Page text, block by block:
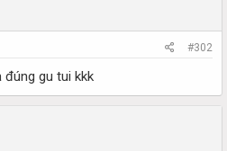
#302
đúng gu tui kkk